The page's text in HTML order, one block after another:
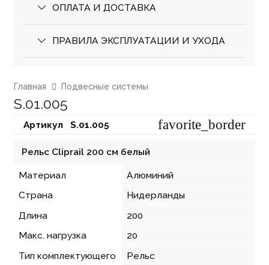
ОПЛАТА И ДОСТАВКА
ПРАВИЛА ЭКСПЛУАТАЦИИ И УХОДА
Главная Подвесные системы
S.01.005
Артикул⠀ S.01.005 favorite_border
Рельс Cliprail 200 см белый
Материал
Алюминий
Страна
Нидерланды
Длина
200
Макс. нагрузка
20
Тип комплектующего
Рельс